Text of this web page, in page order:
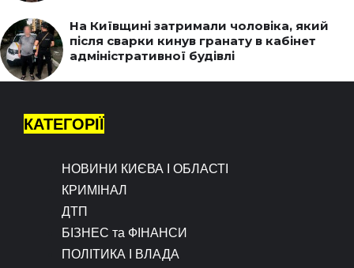
На Київщині затримали чоловіка, який
після сварки кинув гранату в кабінет
адміністративної будівлі
КАТЕГОРІЇ
НОВИНИ КИЄВА І ОБЛАСТІ
КРИМІНАЛ
ДТП
БІЗНЕС та ФІНАНСИ
ПОЛІТИКА І ВЛАДА